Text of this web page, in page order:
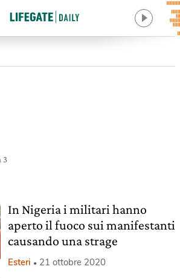
3
In Nigeria i militari hanno
aperto il fuoco sui manifestanti
causando una strage
Esteri 21 ottobre 2020